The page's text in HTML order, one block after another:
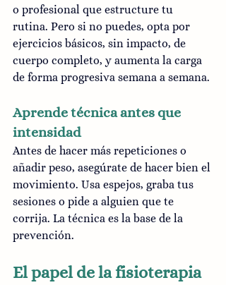
o profesional que estructure tu
rutina. Pero si no puedes, opta por
ejercicios básicos, sin impacto, de
cuerpo completo, y aumenta la carga
de forma progresiva semana a semana.
Aprende técnica antes que
intensidad
Antes de hacer más repeticiones o
añadir peso, asegúrate de hacer bien el
movimiento. Usa espejos, graba tus
sesiones o pide a alguien que te
corrija. La técnica es la base de la
prevención.
El papel de la fisioterapia